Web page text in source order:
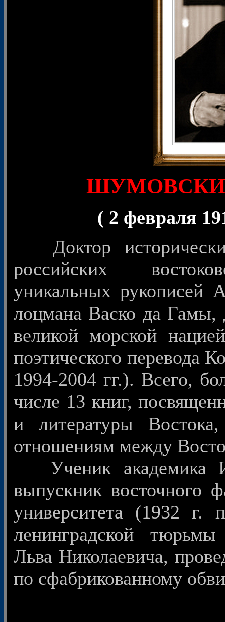
ШУМОВСКИЙ
( 2 февраля
Доктор
российских
уникальных рукописей
лоцмана Васко да Гамы,
великой морской
поэтического перевода
1994-2004 гг.). Всего,
числе 13 книг,
и литературы
отношениям между
Ученик академика
выпускник восточного
университета (1932 г.
ленинградской
Льва Николаевича,
по сфабрикованному